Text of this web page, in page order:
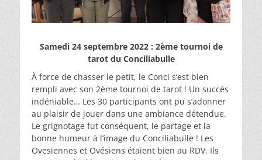
Samedi 24 septembre 2022 : 2ème tournoi de
tarot du Conciliabulle
À force de chasser le petit, le Conci s’est bien
rempli avec son 2ème tournoi de tarot ! Un succès
indéniable… Les 30 participants ont pu s’adonner
au plaisir de jouer dans une ambiance détendue.
Le grignotage fut conséquent, le partage et la
bonne humeur à l’image du Conciliabulle ! Les
Ovesiennes et Ovésiens étaient bien au RDV. Ils